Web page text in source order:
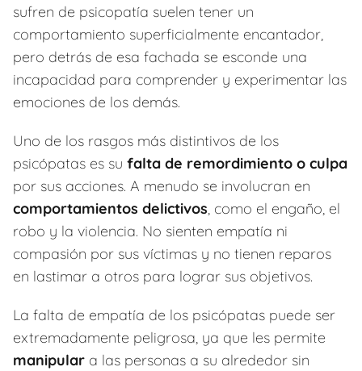
sufren de psicopatía suelen tener un
comportamiento superficialmente encantador,
pero detrás de esa fachada se esconde una
incapacidad para comprender y experimentar las
emociones de los demás.
Uno de los rasgos más distintivos de los
psicópatas es su falta de remordimiento o culpa
por sus acciones. A menudo se involucran en
comportamientos delictivos, como el engaño, el
robo y la violencia. No sienten empatía ni
compasión por sus víctimas y no tienen reparos
en lastimar a otros para lograr sus objetivos.
La falta de empatía de los psicópatas puede ser
extremadamente peligrosa, ya que les permite
manipular a las personas a su alrededor sin